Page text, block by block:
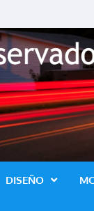
DISEÑO